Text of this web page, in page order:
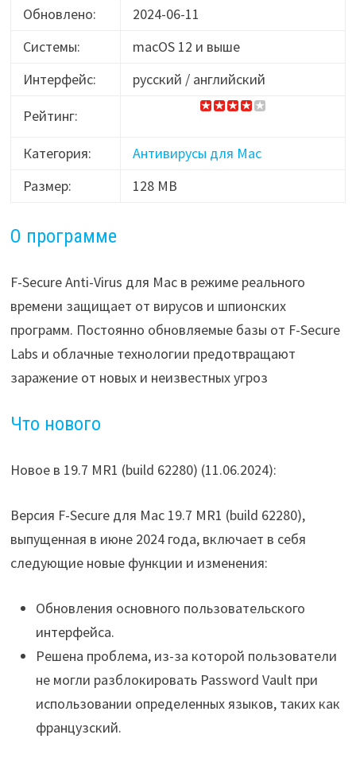
Обновлено:
2024-06-11
Системы:
macOS 12 и выше
Интерфейс:
русский / английский
Рейтинг:
Категория:
Антивирусы для Mac
Размер:
128 MB
О программе
F-Secure Anti-Virus для Mac в режиме реального
времени защищает от вирусов и шпионских
программ. Постоянно обновляемые базы от F-Secure
Labs и облачные технологии предотвращают
заражение от новых и неизвестных угроз
Что нового
Новое в 19.7 MR1 (build 62280) (11.06.2024):
Версия F-Secure для Mac 19.7 MR1 (build 62280),
выпущенная в июне 2024 года, включает в себя
следующие новые функции и изменения:
Обновления основного пользовательского
интерфейса.
Решена проблема, из-за которой пользователи
не могли разблокировать Password Vault при
использовании определенных языков, таких как
французский.